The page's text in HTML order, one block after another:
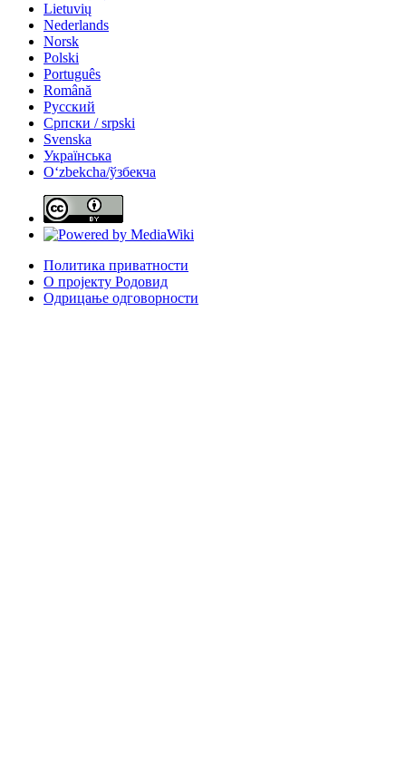
Lietuvių
Nederlands
Norsk
Polski
Português
Română
Русский
Српски / srpski
Svenska
Українська
Oʻzbekcha/ўзбекча
Политика приватности
О пројекту Родовид
Одрицање одговорности